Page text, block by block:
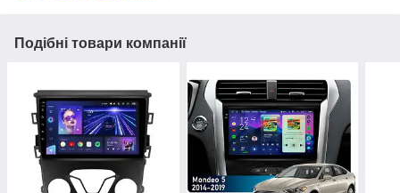
Подібні товари компанії